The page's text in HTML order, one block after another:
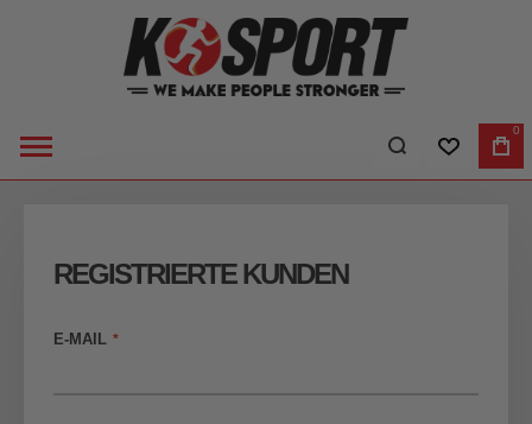
0
REGISTRIERTE KUNDEN
E-MAIL